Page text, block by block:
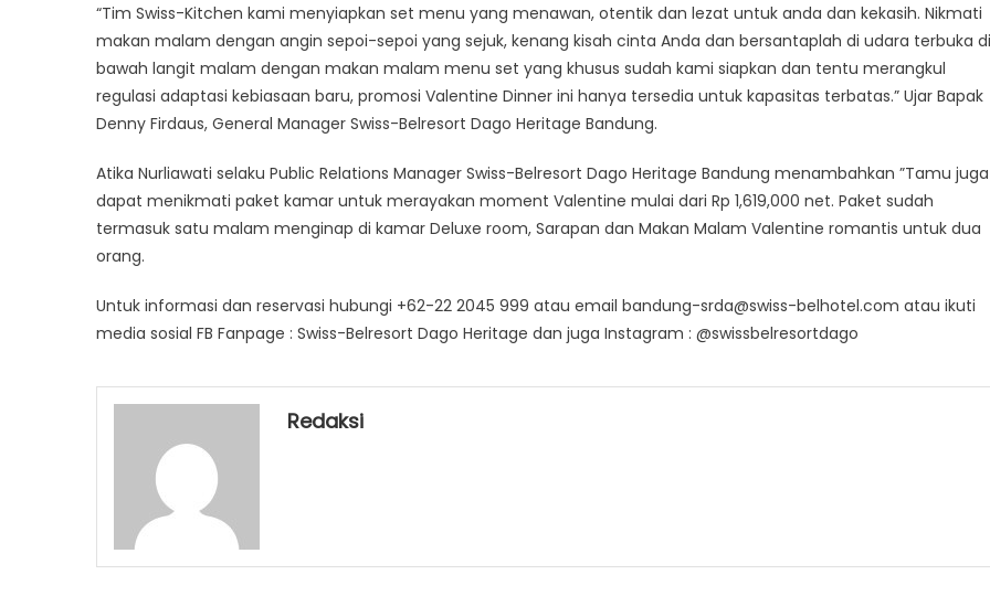
“Tim Swiss-Kitchen kami menyiapkan set menu yang menawan, otentik dan lezat untuk anda dan kekasih. Nikmati
makan malam dengan angin sepoi-sepoi yang sejuk, kenang kisah cinta Anda dan bersantaplah di udara terbuka di
bawah langit malam dengan makan malam menu set yang khusus sudah kami siapkan dan tentu merangkul
regulasi adaptasi kebiasaan baru, promosi Valentine Dinner ini hanya tersedia untuk kapasitas terbatas.” Ujar Bapak
Denny Firdaus, General Manager Swiss-Belresort Dago Heritage Bandung.
Atika Nurliawati selaku Public Relations Manager Swiss-Belresort Dago Heritage Bandung menambahkan ”Tamu juga
dapat menikmati paket kamar untuk merayakan moment Valentine mulai dari Rp 1,619,000 net. Paket sudah
termasuk satu malam menginap di kamar Deluxe room, Sarapan dan Makan Malam Valentine romantis untuk dua
orang.
Untuk informasi dan reservasi hubungi +62-22 2045 999 atau email bandung-srda@swiss-belhotel.com atau ikuti
media sosial FB Fanpage : Swiss-Belresort Dago Heritage dan juga Instagram : @swissbelresortdago
Redaksi